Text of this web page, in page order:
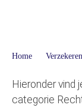
Home Verzekeren
Hieronder vind
categorie